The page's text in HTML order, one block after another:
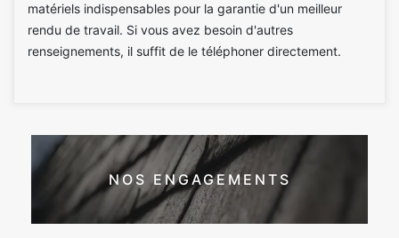
matériels indispensables pour la garantie d'un meilleur
rendu de travail. Si vous avez besoin d'autres
renseignements, il suffit de le téléphoner directement.
NOS ENGAGEMENTS